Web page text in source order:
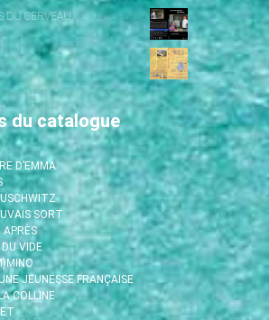
DU CERVEAU
du catalogue
D’EMMA
SORT
APRÈS
VIDE
JEUNESSE FRANÇAISE
COLLINE